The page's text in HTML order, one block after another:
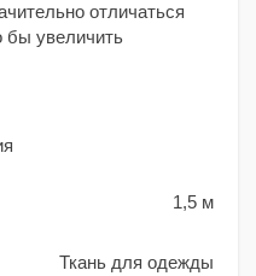
отличаться
бы увеличить
1,5 м
Ткань для одежды